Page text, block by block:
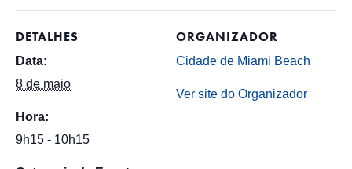
DETALHES
Data:
8 de maio
Hora:
9h15 - 10h15
ORGANIZADOR
Cidade de Miami Beach
Ver site do Organizador